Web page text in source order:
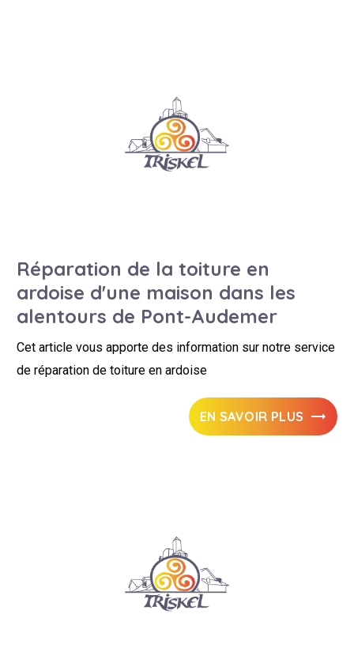
Réparation de la toiture en
ardoise d'une maison dans les
alentours de Pont-Audemer
Cet article vous apporte des information sur notre service
de réparation de toiture en ardoise
EN SAVOIR PLUS